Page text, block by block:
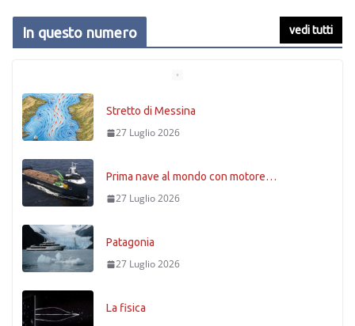
In questo numero vedi tutti
Stretto di Messina
27 Luglio 2026
Prima nave al mondo con motore…
27 Luglio 2026
Patagonia
27 Luglio 2026
La fisica